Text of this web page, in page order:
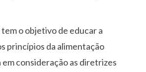
o objetivo de educar a
princípios da alimentação
em consideração as diretrizes